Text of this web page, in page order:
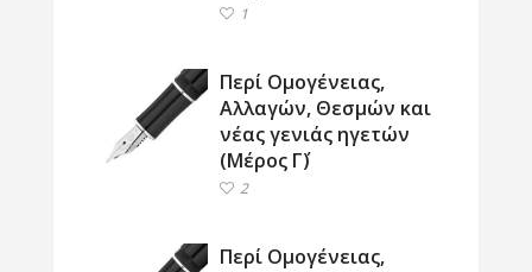
1
Περί Ομογένειας,
Αλλαγών, Θεσμών και
νέας γενιάς ηγετών
(Μέρος Γ΄)
2
Περί Ομογένειας,